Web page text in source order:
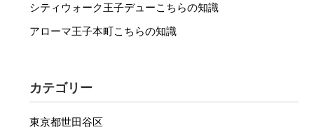
シティウォーク王子デューこちらの知識
アローマ王子本町こちらの知識
カテゴリー
東京都世田谷区